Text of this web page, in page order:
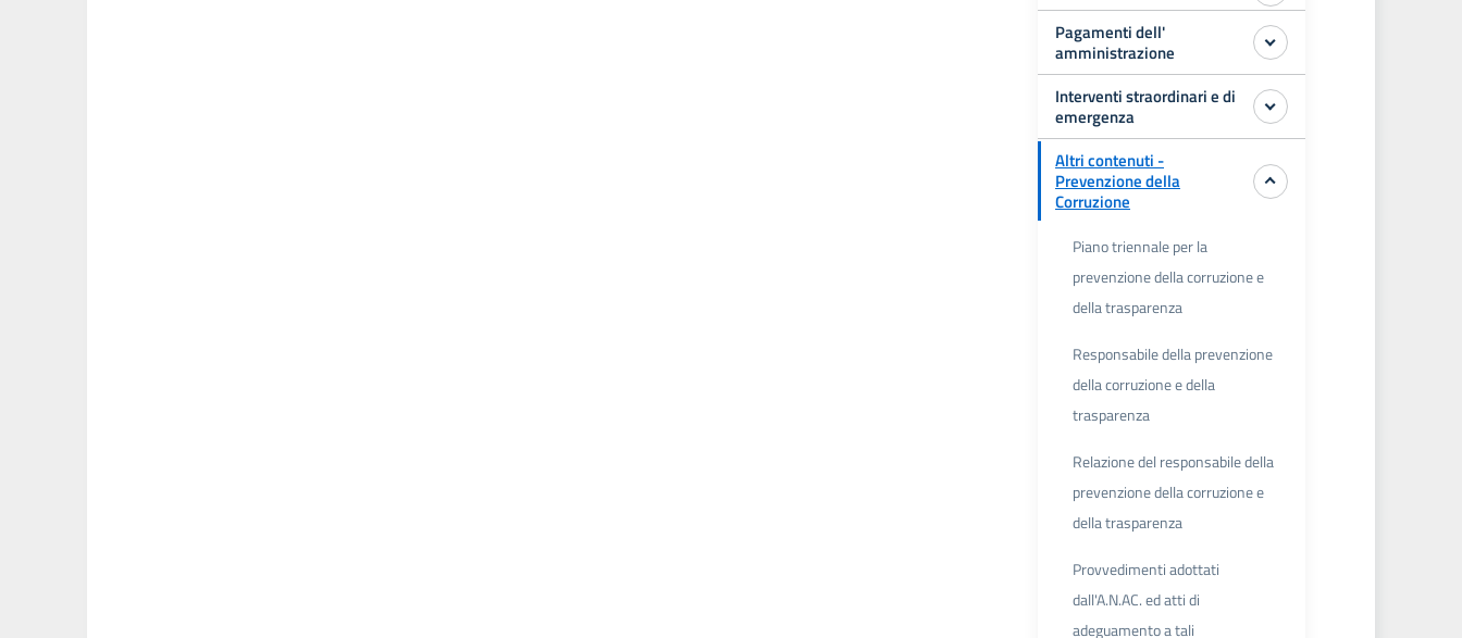
Pagamenti dell'
amministrazione
Interventi straordinari e di
emergenza
Altri contenuti -
Prevenzione della
Corruzione
Piano triennale per la
prevenzione della corruzione e
della trasparenza
Responsabile della prevenzione
della corruzione e della
trasparenza
Relazione del responsabile della
prevenzione della corruzione e
della trasparenza
Provvedimenti adottati
dall'A.N.AC. ed atti di
adeguamento a tali